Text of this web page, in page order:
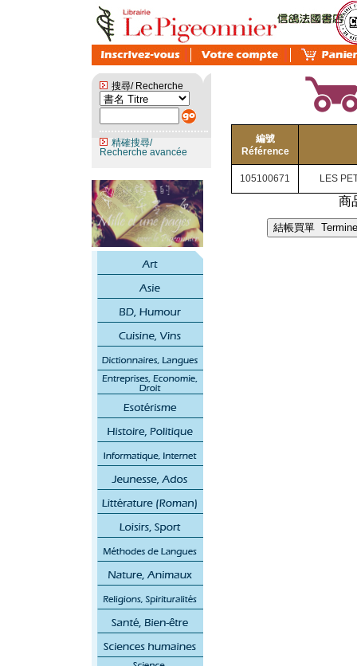
搜尋/ Recherche
精確搜尋/
Recherche avancée
編號
Référence
105100671 LES
商